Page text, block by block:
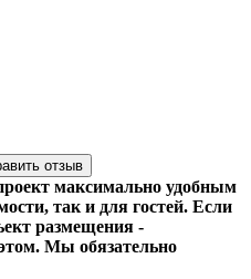
отзыв
максимально удобным
так и для гостей. Если
размещения -
Мы обязательно